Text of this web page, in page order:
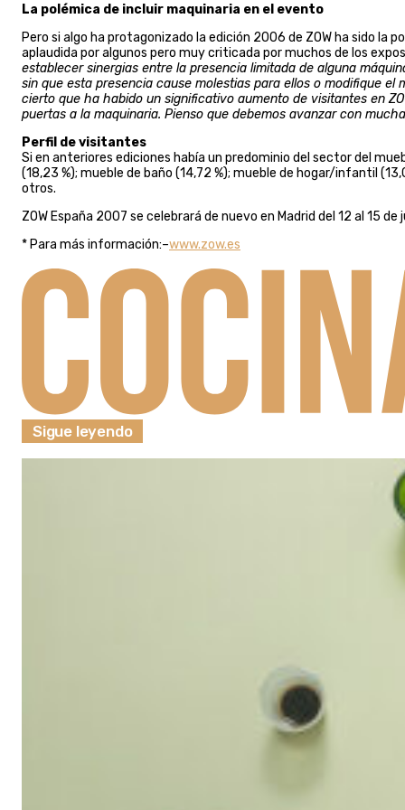
La polémica de incluir maquinaria en el evento
Pero si algo ha protagonizado la edición 2006 de ZOW ha sido la
aplaudida por algunos pero muy criticada por muchos de los
establecer sinergias entre la presencia limitada de alguna
sin que esta presencia cause molestias para ellos o modifique el
cierto que ha habido un significativo aumento de visitantes en
puertas a la maquinaria. Pienso que debemos avanzar con
Perfil de visitantes
Si en anteriores ediciones había un predominio del sector del
(18,23 %); mueble de baño (14,72 %); mueble de hogar/infantil
otros.
ZOW España 2007 se celebrará de nuevo en Madrid del 12 al 15 de
* Para más información:–www.zow.es
Sigue leyendo